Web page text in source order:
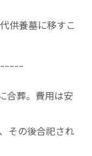
供養墓に移すこ
合葬。費用は安
その後合祀され